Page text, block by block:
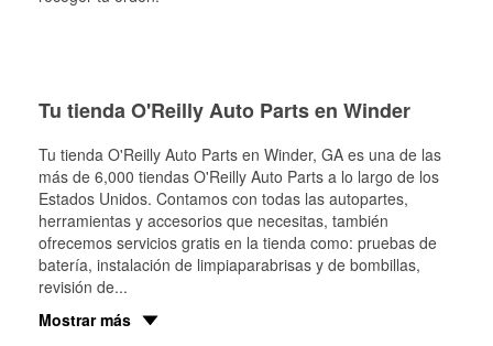
Tu tienda O'Reilly Auto Parts en Winder
Tu tienda O'Reilly Auto Parts en Winder, GA es una de las
más de 6,000 tiendas O'Reilly Auto Parts a lo largo de los
Estados Unidos. Contamos con todas las autopartes,
herramientas y accesorios que necesitas, también
ofrecemos servicios gratis en la tienda como: pruebas de
batería, instalación de limpiaparabrisas y de bombillas,
revisión de...
Mostrar más